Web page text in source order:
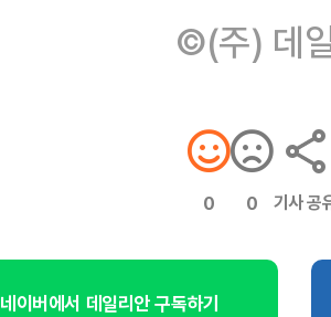
©(주) 데
0 0 기사 공
네이버에서 데일리안 구독하기